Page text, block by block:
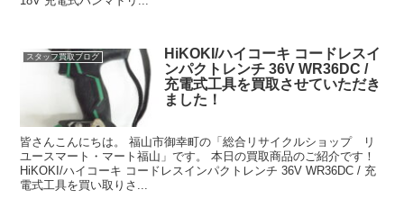
スタッフ買取ブログ
HiKOKI/ハイコーキ コードレスイ
ンパクトレンチ 36V WR36DC /
充電式工具を買取させていただき
ました！
皆さんこんにちは。 福山市御幸町の「総合リサイクルショップ リ
ユースマート・マート福山」です。 本日の買取商品のご紹介です！
HiKOKI/ハイコーキ コードレスインパクトレンチ 36V WR36DC / 充
電式工具を買い取りさ...